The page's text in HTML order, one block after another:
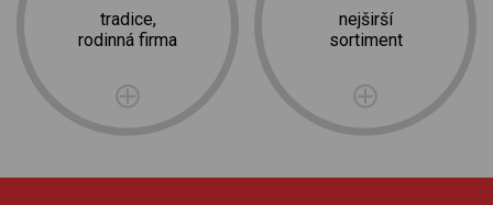
tradice,
rodinná firma
nejširší
sortiment